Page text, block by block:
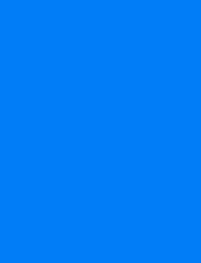
Гора
Город
Город -
Водный